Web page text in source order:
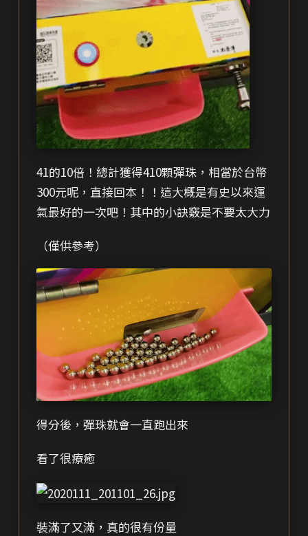
41的10倍！總計獲得410顆彈珠，相當於台幣
300元呢，直接回本！！這大概是有史以來運
氣最好的一次吧！其中的小訣竅是不要太大力
（僅供參考）
得分後，彈珠就會一直跑出來
看了很療癒
裝滿了又滿，真的很有份量